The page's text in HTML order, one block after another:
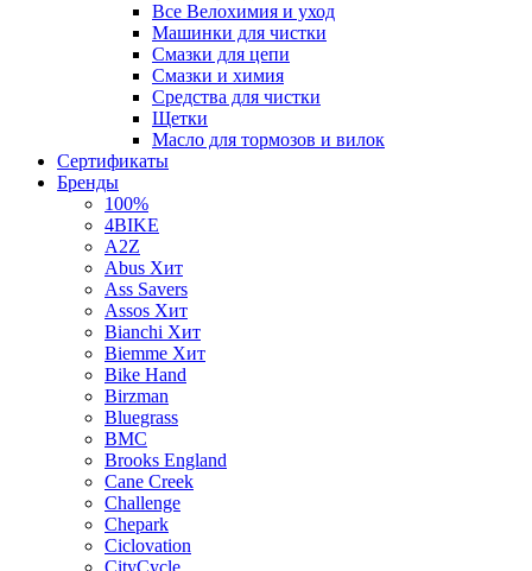
Все Велохимия и уход
Машинки для чистки
Смазки для цепи
Смазки и химия
Средства для чистки
Щетки
Масло для тормозов и вилок
Сертификаты
Бренды
100%
4BIKE
A2Z
Abus Хит
Ass Savers
Assos Хит
Bianchi Хит
Biemme Хит
Bike Hand
Birzman
Bluegrass
BMC
Brooks England
Cane Creek
Challenge
Chepark
Ciclovation
CityCycle